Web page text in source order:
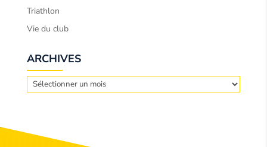
Triathlon
Vie du club
ARCHIVES
Archives